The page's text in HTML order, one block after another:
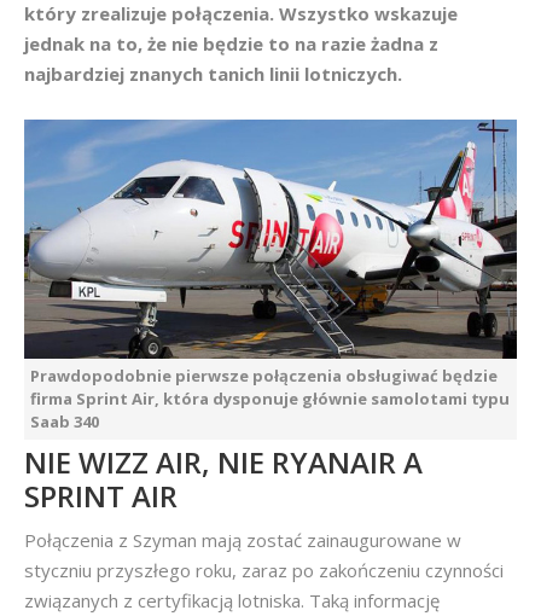
który zrealizuje połączenia. Wszystko wskazuje
jednak na to, że nie będzie to na razie żadna z
najbardziej znanych tanich linii lotniczych.
Prawdopodobnie pierwsze połączenia obsługiwać będzie
firma Sprint Air, która dysponuje głównie samolotami typu
Saab 340
NIE WIZZ AIR, NIE RYANAIR A
SPRINT AIR
Połączenia z Szyman mają zostać zainaugurowane w
styczniu przyszłego roku, zaraz po zakończeniu czynności
związanych z certyfikacją lotniska. Taką informację